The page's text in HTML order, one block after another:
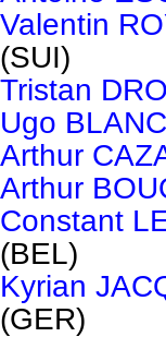
Valentin
(SUI)
Tristan
Ugo
Arthur
Arthur
Constant
(BEL)
Kyrian
(GER)